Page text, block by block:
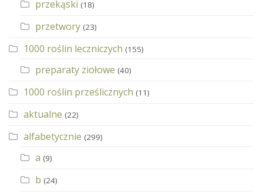
przekąski (18)
przetwory (23)
1000 roślin leczniczych (155)
preparaty ziołowe (40)
1000 roślin prześlicznych (11)
aktualne (22)
alfabetycznie (299)
a (9)
b (24)